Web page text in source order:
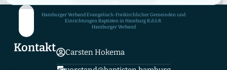
Hamburger Verband Evangelisch-Freikirchlicher Gemeinden und
Einrichtungen Baptisten in Hamburg K.d.ö.R.
Hamburger Verband
Kontakt
Carsten Hokema
Video-Consent / lokaler Speicher· Diese Website
Das Video Widget verwaltet die Zustimmung für einzelne Videos und
Video-Anbieter. Es lädt externe Videos erst nach Zustimmung und
synchronisiert seine Auswahl mit diesem DSGVO/DSO-Modul.
Cookies/Storage: baptistenVideoConsent:v2:*, bvw_provider_*,
bvw_video_*